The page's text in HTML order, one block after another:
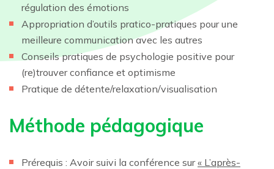
régulation des émotions
Appropriation d’outils pratico-pratiques pour une
meilleure communication avec les autres
Conseils pratiques de psychologie positive pour
(re)trouver confiance et optimisme
Pratique de détente/relaxation/visualisation
Méthode pédagogique
Prérequis : Avoir suivi la conférence sur« L’après-